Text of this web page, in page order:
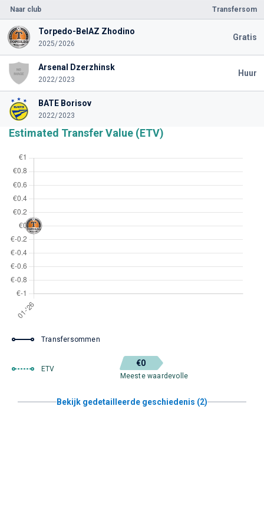
Naar club Transfersom
Torpedo-BelAZ Zhodino
2025/2026
Gratis
Arsenal Dzerzhinsk
2022/2023
Huur
BATE Borisov
2022/2023
Estimated Transfer Value (ETV)
Transfersommen
ETV
€0
Meeste waardevolle
Bekijk gedetailleerde geschiedenis (2)